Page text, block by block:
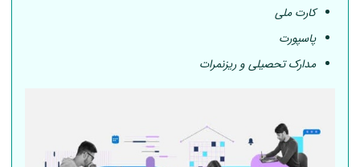
کارت ملی
پاسپورت
مدارک تحصیلی و ریزنمرات